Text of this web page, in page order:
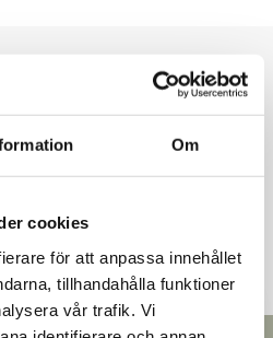
Om
cookies
för att anpassa innehållet
tillhandahålla funktioner
vår trafik. Vi
även på